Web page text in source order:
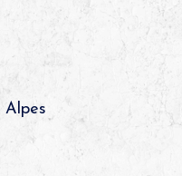
Alpes